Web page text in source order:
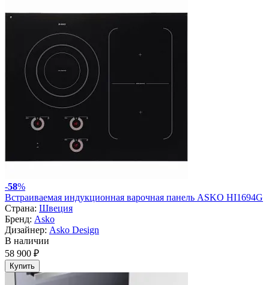
-58%
Встраиваемая индукционная варочная панель ASKO HI1694G
Страна: Швеция
Бренд: Asko
Дизайнер: Asko Design
В наличии
58 900 ₽
Купить